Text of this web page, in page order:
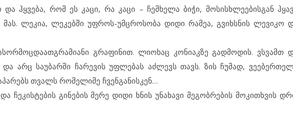
ჰყვება, რომ ეს კაცი, რა კაცი – ჩემხელა ბიჭი, მოსისხლეებისგან
ლეკია, ლეკებში უფროს-უმცროსობა დიდი რამეა, გვიხსნის ლევიკო
გრაფინით. ლიოხაც კონიაკზე გადმოდის. ვსვამთ
არც საუბარში ჩარევის უფლებას აძლევს თავს. ზის ჩუმად,
თვალს რომელიმე ჩვენგანისკენ…
გინების მერე დიდი ხნის უნახავი მეგობრების მოკითხვის